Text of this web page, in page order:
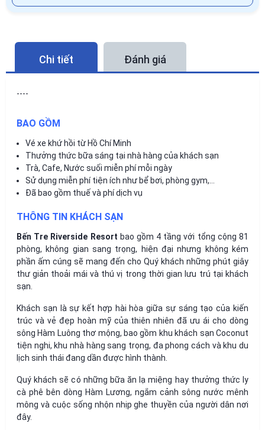
Chi tiết Đánh giá
----
BAO GỒM
Vé xe khứ hồi từ Hồ Chí Minh
Thưởng thức bữa sáng tại nhà hàng của khách sạn
Trà, Cafe, Nước suối miễn phí mỗi ngày
Sử dụng miễn phí tiện ích như bể bơi, phòng gym,…
Đã bao gồm thuế và phí dịch vụ
THÔNG TIN KHÁCH SẠN
Bến Tre Riverside Resort bao gồm 4 tầng với tổng cộng 81
phòng, không gian sang trọng, hiện đại nhưng không kém
phần ấm cúng sẽ mang đến cho Quý khách những phút giây
thư giản thoải mái và thú vị trong thời gian lưu trú tại khách
sạn.
Khách sạn là sự kết hợp hài hòa giữa sự sáng tạo của kiến
trúc và vẻ đẹp hoàn mỹ của thiên nhiên đã ưu ái cho dòng
sông Hàm Luông thơ mộng, bao gồm khu khách sạn Coconut
tiện nghi, khu nhà hàng sang trọng, đa phong cách và khu du
lịch sinh thái đang dần được hình thành.
Quý khách sẽ có những bữa ăn lạ miệng hay thưởng thức ly
cà phê bên dòng Hàm Lương, ngắm cảnh sông nước mênh
mông và cuộc sống nhộn nhịp ghe thuyền của người dân nơi
đây.